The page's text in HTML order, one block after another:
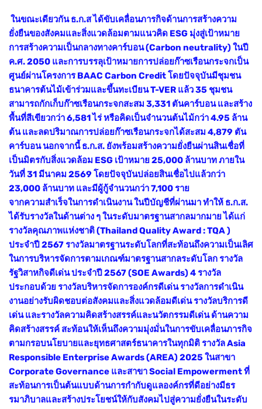
ในขณะเดียวกัน ธ.ก.ส ได้ขับเคลื่อนภารกิจด้านการสร้างความ
ยั่งยืนของสังคมและสิ่งแวดล้อมตามแนวคิด ESG มุ่งสู่เป้าหมาย
การสร้างความเป็นกลางทางคาร์บอน (Carbon neutrality) ในปี
ค.ศ. 2050 และการบรรลุเป้าหมายการปล่อยก๊าซเรือนกระจกเป็น
ศูนย์ผ่านโครงการ BAAC Carbon Credit โดยปัจจุบันมีชุมชน
ธนาคารต้นไม้เข้าร่วมและขึ้นทะเบียน T-VER แล้ว 35 ชุมชน
สามารถกักเก็บก๊าซเรือนกระจกสะสม 3,331 ตันคาร์บอน และสร้าง
พื้นที่สีเขียวกว่า 6,581 ไร่ หรือคิดเป็นจำนวนต้นไม้กว่า 4.95 ล้าน
ต้น และลดปริมาณการปล่อยก๊าซเรือนกระจกได้สะสม 4,879 ตัน
คาร์บอน นอกจากนี้ ธ.ก.ส. ยังพร้อมสร้างความยั่งยืนผ่านสินเชื่อที่
เป็นมิตรกับสิ่งแวดล้อม ESG เป้าหมาย 25,000 ล้านบาท ภายใน
วันที่ 31 มีนาคม 2569 โดยปัจจุบันปล่อยสินเชื่อไปแล้วกว่า
23,000 ล้านบาท และมีผู้กู้จำนวนกว่า 7,100 ราย
จากความสำเร็จในการดำเนินงาน ในปีบัญชีที่ผ่านมา ทำให้ ธ.ก.ส.
ได้รับรางวัลในด้านต่าง ๆ ในระดับมาตรฐานสากลมากมาย ได้แก่
รางวัลคุณภาพแห่งชาติ (Thailand Quality Award : TQA )
ประจำปี 2567 รางวัลมาตรฐานระดับโลกที่สะท้อนถึงความเป็นเลิศ
ในการบริหารจัดการตามเกณฑ์มาตรฐานสากลระดับโลก รางวัล
รัฐวิสาหกิจดีเด่น ประจำปี 2567 (SOE Awards) 4 รางวัล
ประกอบด้วย รางวัลบริหารจัดการองค์กรดีเด่น รางวัลการดำเนิน
งานอย่างรับผิดชอบต่อสังคมและสิ่งแวดล้อมดีเด่น รางวัลบริการดี
เด่น และรางวัลความคิดสร้างสรรค์และนวัตกรรมดีเด่น ด้านความ
คิดสร้างสรรค์ สะท้อนให้เห็นถึงความมุ่งมั่นในการขับเคลื่อนภารกิจ
ตามกรอบนโยบายและยุทธศาสตร์ธนาคารในทุกมิติ รางวัล Asia
Responsible Enterprise Awards (AREA) 2025 ในสาขา
Corporate Governance และสาขา Social Empowerment ที่
สะท้อนการเป็นต้นแบบด้านการกำกับดูแลองค์กรที่ดีอย่างมีธร
รมาภิบาลและสร้างประโยชน์ให้กับสังคมไปสู่ความยั่งยืนในระดับ